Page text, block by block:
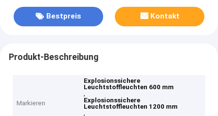
Bestpreis Kontakt
Produkt-Beschreibung
Markieren
Explosionssichere
Leuchtstoffleuchten 600 mm
,
Explosionssichere
Leuchtstoffleuchten 1200 mm
,